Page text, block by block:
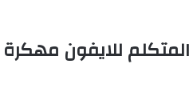
للايفون مهكرة